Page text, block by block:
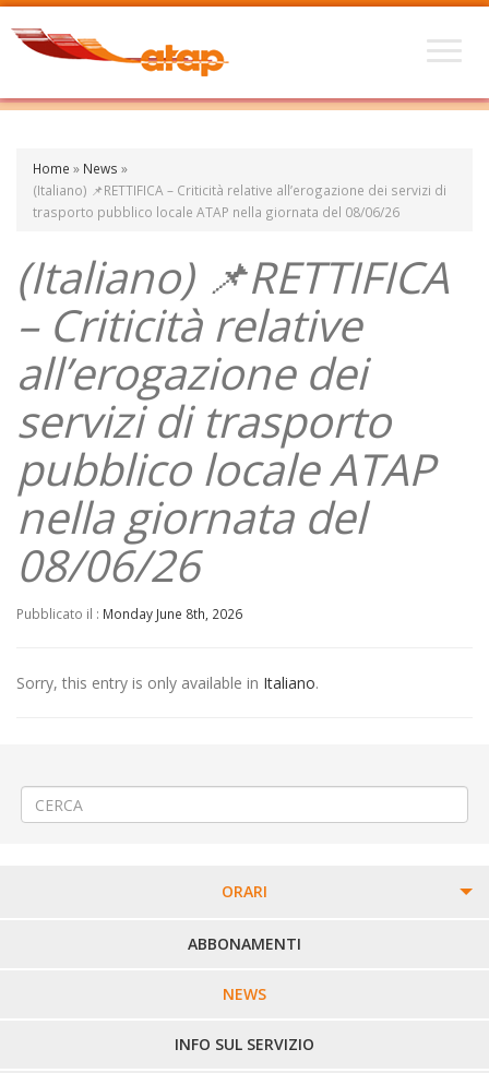
Home » News »
(Italiano) 📌RETTIFICA – Criticità relative all’erogazione dei servizi di
trasporto pubblico locale ATAP nella giornata del 08/06/26
(Italiano) 📌RETTIFICA
– Criticità relative
all’erogazione dei
servizi di trasporto
pubblico locale ATAP
nella giornata del
08/06/26
Pubblicato il : Monday June 8th, 2026
Sorry, this entry is only available in Italiano.
ORARI
PERCORSI URBANI IN BIELLA
LINEE URBANE VERCELLI
LINEE EXTRAURBANE
ABBONAMENTI
NEWS
INFO SUL SERVIZIO